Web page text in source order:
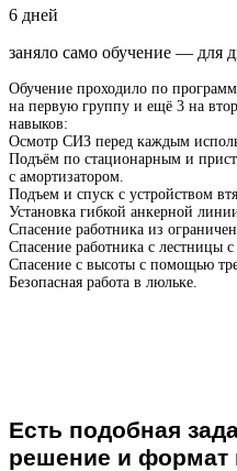
6 дней
заняло само обучение — для
Обучение проходило по
на первую группу и ещё 3 на
навыков:
Осмотр СИЗ перед каждым
Подъём по стационарным и
с амортизатором.
Подъем и спуск с устройством
Установка гибкой анкерной
Спасение работника из
Спасение работника с лестницы
Спасение с высоты с помощью
Безопасная работа в люльке.
Есть подобная
решение и формат